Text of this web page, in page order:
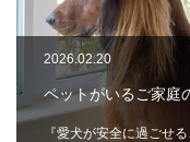
2026.02.20
ペットがいるご家庭
『愛犬が安全に過ごせ